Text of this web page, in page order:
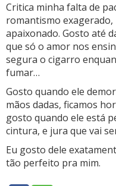
Critica minha falta de
romantismo exagerado,
apaixonado. Gosto até
que só o amor nos
segura o cigarro
fumar…
Gosto quando ele
mãos dadas, ficamos
gosto quando ele está
cintura, e jura que vai
Eu gosto dele
tão perfeito pra mim.